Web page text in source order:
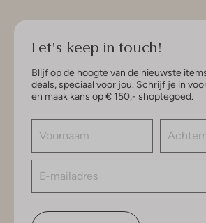
Let's keep in touch!
Blijf op de hoogte van de nieuwste
deals, speciaal voor jou. Schrijf je in
en maak kans op € 150,- shoptegoed.